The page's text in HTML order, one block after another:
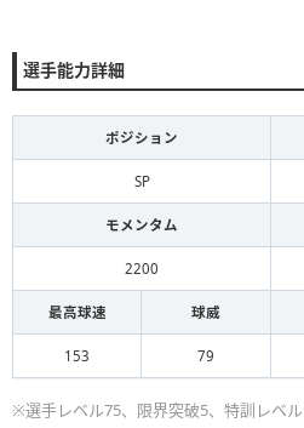
選手能力詳細
ポジション
SP
モメンタム
2200
最高球速 球威
153 79
※選手レベル75、限界突破5、特訓レベ